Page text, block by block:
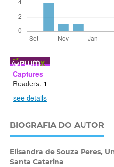
Captures
Readers: 1
see details
BIOGRAFIA DO AUTOR
Elisandra de Souza Peres,
Santa Catarina